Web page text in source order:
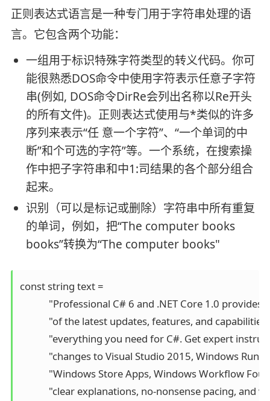
正则表达式语言是一种专门用于字符串处理的语
言。它包含两个功能：
一组用于标识特殊字符类型的转义代码。你可
能很熟悉DOS命令中使用字符表示任意子字符
串(例如, DOS命令DirRe会列出名称以Re开头
的所有文件)。正则表达式使用与*类似的许多
序列来表示“任 意一个字符”、“一个单词的中
断”和个可选的字符”等。一个系统，在搜索操
作中把子字符串和中1:司结果的各个部分组合
起来。
识别（可以是标记或删除）字符串中所有重复
的单词，例如，把“The computer books
books”转换为“The computer books"
const string text =
"Professional C# 6 and .NET Core 1.0
"of the latest updates, features, and
"everything you need for C#. Get expert
"changes to Visual Studio 2015, Windows
"Windows Store Apps, Windows Workflow
"clear explanations, no-nonsense pacing, and